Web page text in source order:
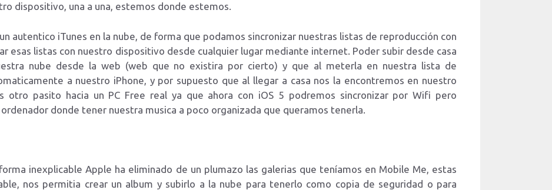
dispositivo, una a una, estemos donde estemos.
autentico iTunes en la nube, de forma que podamos sincronizar nuestras listas de reproducción con
esas listas con nuestro dispositivo desde cualquier lugar mediante internet. Poder subir desde casa
nube desde la web (web que no existira por cierto) y que al meterla en nuestra lista de
a nuestro iPhone, y por supuesto que al llegar a casa nos la encontremos en nuestro
otro pasito hacia un PC Free real ya que ahora con iOS 5 podremos sincronizar por Wifi pero
donde tener nuestra musica a poco organizada que queramos tenerla.
inexplicable Apple ha eliminado de un plumazo las galerias que teníamos en Mobile Me, estas
nos permitia crear un album y subirlo a la nube para tenerlo como copia de seguridad o para